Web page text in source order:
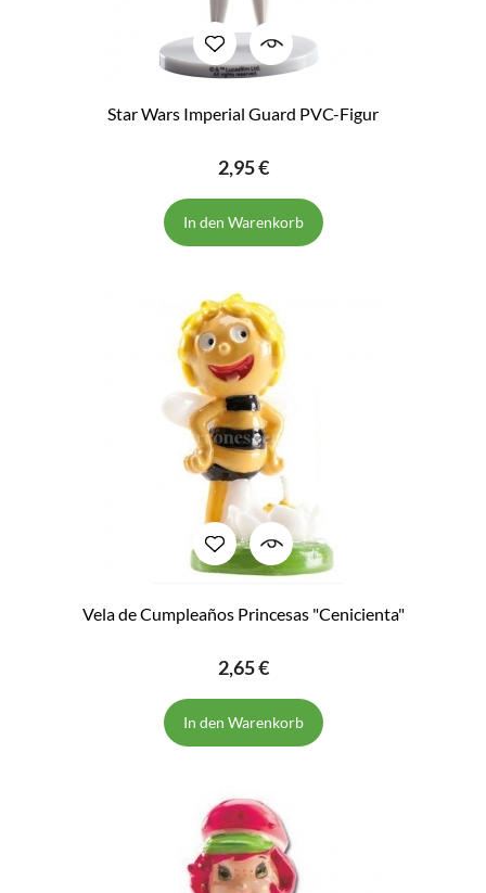
Star Wars Imperial Guard PVC-Figur
2,95 €
In den Warenkorb
Vela de Cumpleaños Princesas "Cenicienta"
2,65 €
In den Warenkorb